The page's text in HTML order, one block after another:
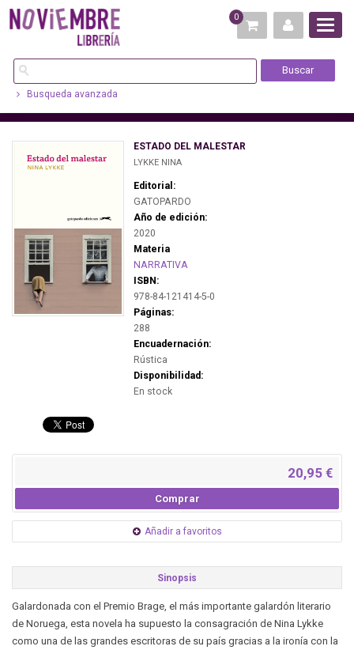
0
Busqueda avanzada
ESTADO DEL MALESTAR
LYKKE NINA
Editorial:
GATOPARDO
Año de edición:
2020
Materia
NARRATIVA
ISBN:
978-84-121414-5-0
Páginas:
288
Encuadernación:
Rústica
Disponibilidad:
En stock
20,95 €
Comprar
Añadir a favoritos
Sinopsis
Galardonada con el Premio Brage, el más importante galardón literario
de Noruega, esta novela ha supuesto la consagración de Nina Lykke
como una de las grandes escritoras de su país gracias a la ironía con la